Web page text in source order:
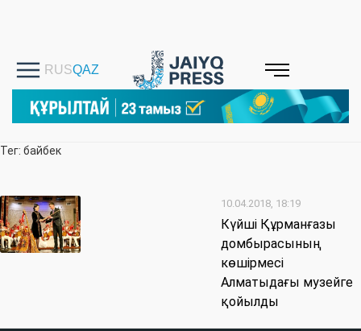
Тег: байбек
10.04.2018, 18:19
Күйші Құрманғазы
домбырасының
көшірмесі
Алматыдағы музейге
қойылды